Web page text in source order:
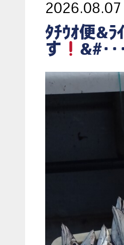
2026.08.07
ﾀﾁｳｵ便&ﾗ
す
&#･･